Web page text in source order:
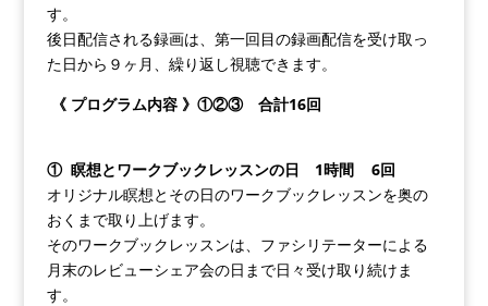
す。
後日配信される録画は、第一回目の録画配信を受け取っ
た日から９ヶ月、繰り返し視聴できます。
《 プログラム内容 》 ①②③ 合計16回
① 瞑想とワークブックレッスンの日 1時間 6回
オリジナル瞑想とその日のワークブックレッスンを奥の
おくまで取り上げます。
そのワークブックレッスンは、ファシリテーターによる
月末のレビューシェア会の日まで日々受け取り続けま
す。